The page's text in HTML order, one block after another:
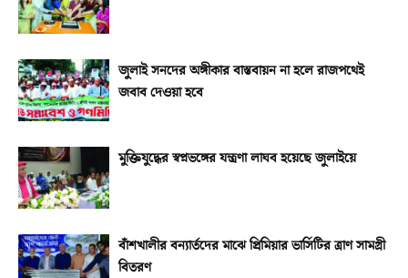
জুলাই সনদের অঙ্গীকার বাস্তবায়ন না হলে রাজপথেই
জবাব দেওয়া হবে
মুক্তিযুদ্ধের স্বপ্নভঙ্গের যন্ত্রণা লাঘব হয়েছে জুলাইয়ে
বাঁশখালীর বন্যার্তদের মাঝে প্রিমিয়ার ভার্সিটির ত্রাণ সামগ্রী
বিতরণ